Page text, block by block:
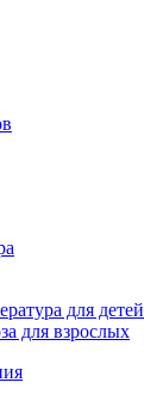
для детей
для взрослых